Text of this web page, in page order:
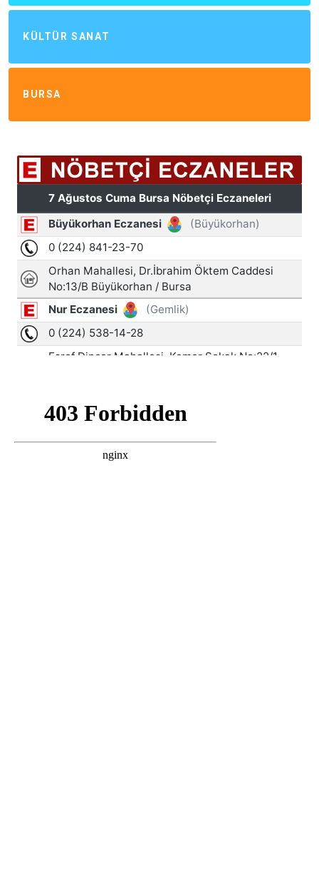
KÜLTÜR SANAT
BURSA